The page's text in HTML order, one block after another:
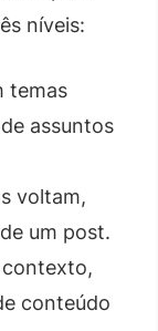
níveis:
temas
assuntos
voltam,
um post.
conteúdo